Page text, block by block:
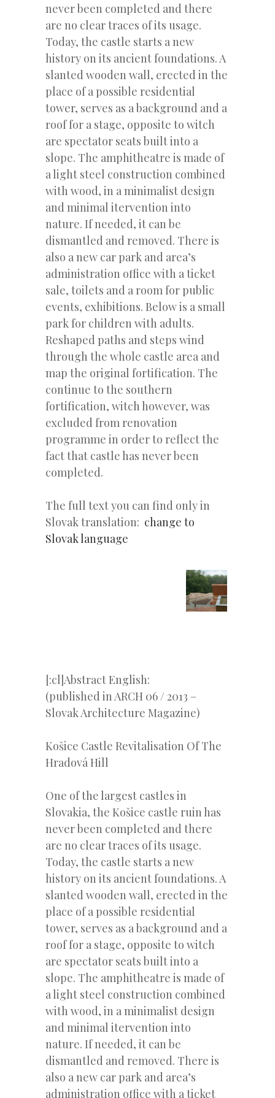
never been completed and there
are no clear traces of its usage.
Today, the castle starts a new
history on its ancient foundations. A
slanted wooden wall, erected in the
place of a possible residential
tower, serves as a background and a
roof for a stage, opposite to witch
are spectator seats built into a
slope. The amphitheatre is made of
a light steel construction combined
with wood, in a minimalist design
and minimal itervention into
nature. If needed, it can be
dismantled and removed. There is
also a new car park and area’s
administration office with a ticket
sale, toilets and a room for public
events, exhibitions. Below is a small
park for children with adults.
Reshaped paths and steps wind
through the whole castle area and
map the original fortification. The
continue to the southern
fortification, witch however, was
excluded from renovation
programme in order to reflect the
fact that castle has never been
completed.
The full text you can find only in
Slovak translation: change to
Slovak language
[:cl]Abstract English:
(published in ARCH 06 / 2013 –
Slovak Architecture Magazine)
Košice Castle Revitalisation Of The
Hradová Hill
One of the largest castles in
Slovakia, the Košice castle ruin has
never been completed and there
are no clear traces of its usage.
Today, the castle starts a new
history on its ancient foundations. A
slanted wooden wall, erected in the
place of a possible residential
tower, serves as a background and a
roof for a stage, opposite to witch
are spectator seats built into a
slope. The amphitheatre is made of
a light steel construction combined
with wood, in a minimalist design
and minimal itervention into
nature. If needed, it can be
dismantled and removed. There is
also a new car park and area’s
administration office with a ticket